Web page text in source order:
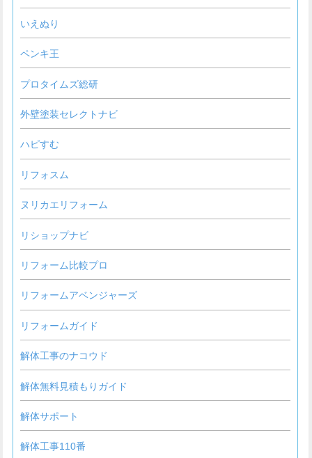
いえぬり
ペンキ王
プロタイムズ総研
外壁塗装セレクトナビ
ハピすむ
リフォスム
ヌリカエリフォーム
リショップナビ
リフォーム比較プロ
リフォームアベンジャーズ
リフォームガイド
解体工事のナコウド
解体無料見積もりガイド
解体サポート
解体工事110番